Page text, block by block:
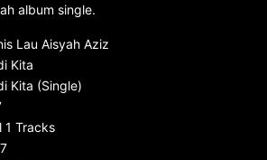
album single.
Lau Aisyah Aziz
Kita
Kita (Single)
1 Tracks